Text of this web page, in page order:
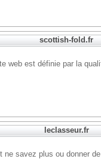
scottish-fold.fr
web est définie par la
leclasseur.fr
ne savez plus ou donner